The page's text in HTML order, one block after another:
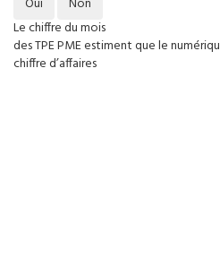
Le chiffre du mois
des TPE PME estiment que le
chiffre d’affaires